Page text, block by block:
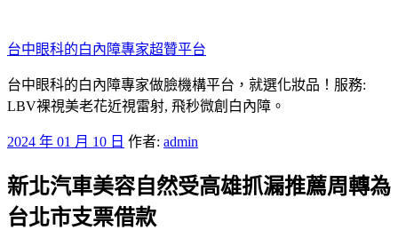
至
主
要
內
台中眼科的白內障專家超贊平台
台中眼科的白內障專家做臉機構平台，就選化妝品！服務:
LBV裸視美老花近視雷射, 飛秒微創白內障。
發
於
2024 年 01 月 10 日 作者: admin
新北汽車美容自然受高雄抓漏推薦周轉為
台北市支票借款